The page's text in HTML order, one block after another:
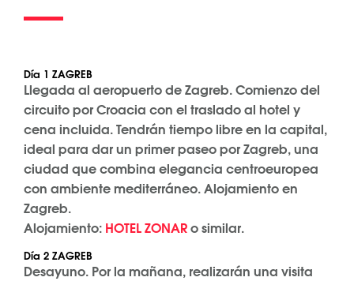
Día 1 ZAGREB
Llegada al aeropuerto de Zagreb. Comienzo del
circuito por Croacia con el traslado al hotel y
cena incluida. Tendrán tiempo libre en la capital,
ideal para dar un primer paseo por Zagreb, una
ciudad que combina elegancia centroeuropea
con ambiente mediterráneo. Alojamiento en
Zagreb.
Alojamiento: HOTEL ZONARo similar.
Día 2 ZAGREB
Desayuno. Por la mañana, realizarán una visita